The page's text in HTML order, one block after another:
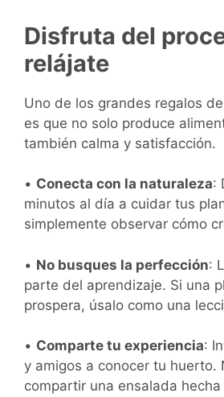
Disfruta del
relájate
Uno de los grandes regalos
es que no solo produce
también calma y satisfacción.
• Conecta con la naturaleza:
minutos al día a cuidar tus
simplemente observar cómo
• No busques la perfección:
parte del aprendizaje. Si una
prospera, úsalo como una
• Comparte tu experiencia:
y amigos a conocer tu huerto.
compartir una ensalada